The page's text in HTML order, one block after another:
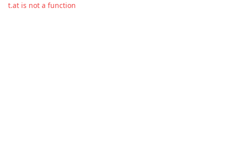
t.at is not a function